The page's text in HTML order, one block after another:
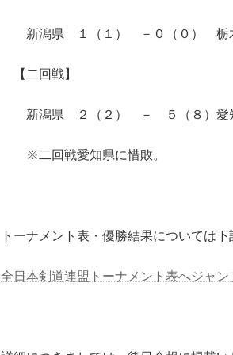
新潟県 １（１） －０（０） 栃
【二回戦】
新潟県 ２（２） － ５（８）愛
※二回戦愛知県に惜敗。
トーナメント表・優勝結果については下
全日本剣道連盟トーナメント表へジャン